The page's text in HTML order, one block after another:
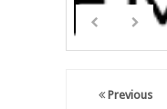
Previous